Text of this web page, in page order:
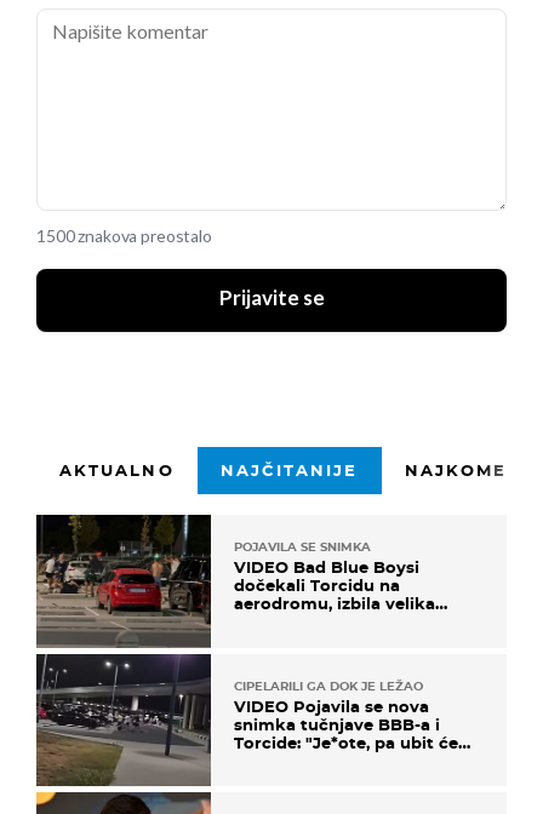
1500 znakova preostalo
Prijavite se
AKTUALNO NAJČITANIJE
POJAVILA SE SNIMKA
VIDEO Bad Blue Boysi
dočekali Torcidu na
aerodromu, izbila velika
CIPELARILI GA DOK JE LEŽAO
VIDEO Pojavila se nova
snimka tučnjave BBB-a i
Torcide: "Je*ote, pa ubit će